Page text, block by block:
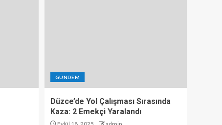
GÜNDEM
Düzce’de Yol Çalışması Sırasında
Kaza: 2 Emekçi Yaralandı